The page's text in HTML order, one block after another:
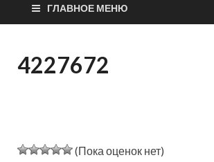
Авто
ГЛАВНОЕ МЕНЮ
4227672
(Пока оценок нет)